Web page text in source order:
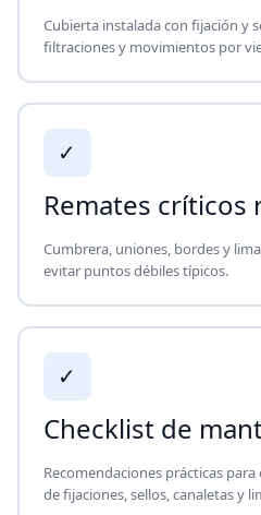
Cubierta instalada con fijación y
filtraciones y movimientos por
✓
Remates críticos
Cumbrera, uniones, bordes y
evitar puntos débiles típicos.
✓
Checklist de
Recomendaciones prácticas
de fijaciones, sellos, canaletas y